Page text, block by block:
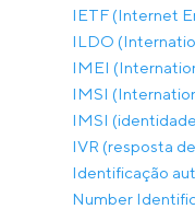
IETF (Internet
ILDO
IMEI
IMSI
IMSI
IVR (resposta
Identificação
Number